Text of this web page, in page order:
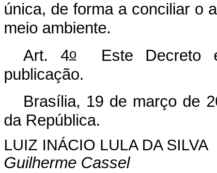
única, de forma a conciliar o
meio ambiente.
Art. 4oEste Decreto
publicação.
Brasília, 19 de março de
da República.
LUIZ INÁCIO LULA DA SILVA
Guilherme Cassel